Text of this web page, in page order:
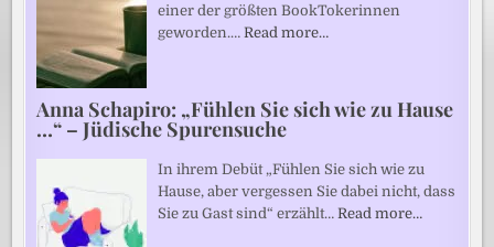
einer der größten BookTokerinnen
geworden.…Read more…
Anna Schapiro: „Fühlen Sie sich wie zu Hause
…“ – Jüdische Spurensuche
In ihrem Debüt „Fühlen Sie sich wie zu
Hause, aber vergessen Sie dabei nicht, dass
Sie zu Gast sind“ erzählt…Read more…